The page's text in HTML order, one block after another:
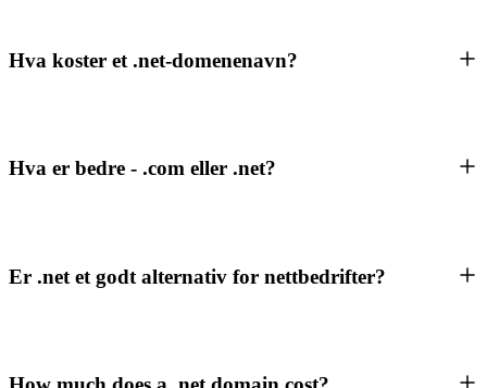
Hva koster et .net-domenenavn?
Hva er bedre - .com eller .net?
Er .net et godt alternativ for nettbedrifter?